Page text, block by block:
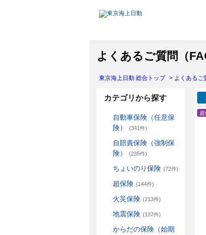
よくあるご質問（
東京海上日動 総合トップ > よくあるご
カテゴリから探す
自動車保険（任意保
険）
(341件)
自賠責保険（強制保
険）
(235件)
ちょいのり保険 (72件)
超保険 (144件)
火災保険 (213件)
地震保険 (137件)
からだの保険（始期
超